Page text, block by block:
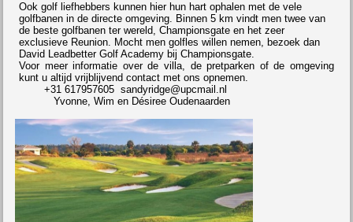
Ook golf liefhebbers kunnen hier hun hart ophalen met de vele
golfbanen in de directe omgeving. Binnen 5 km vindt men twee van
de beste golfbanen ter wereld, Championsgate en het zeer
exclusieve Reunion. Mocht men golfles willen nemen, bezoek dan
David Leadbetter Golf Academy bij Championsgate.
Voor meer informatie over de villa, de pretparken of de omgeving
kunt u altijd vrijblijvend contact met ons opnemen.
+31 617957605sandyridge@upcmail.nl
Yvonne, Wim en Désiree Oudenaarden